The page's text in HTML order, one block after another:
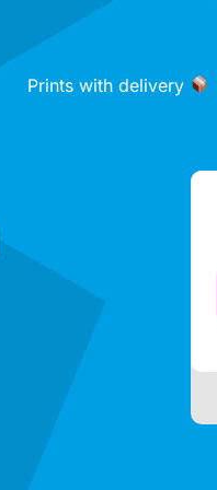
Prints with delivery